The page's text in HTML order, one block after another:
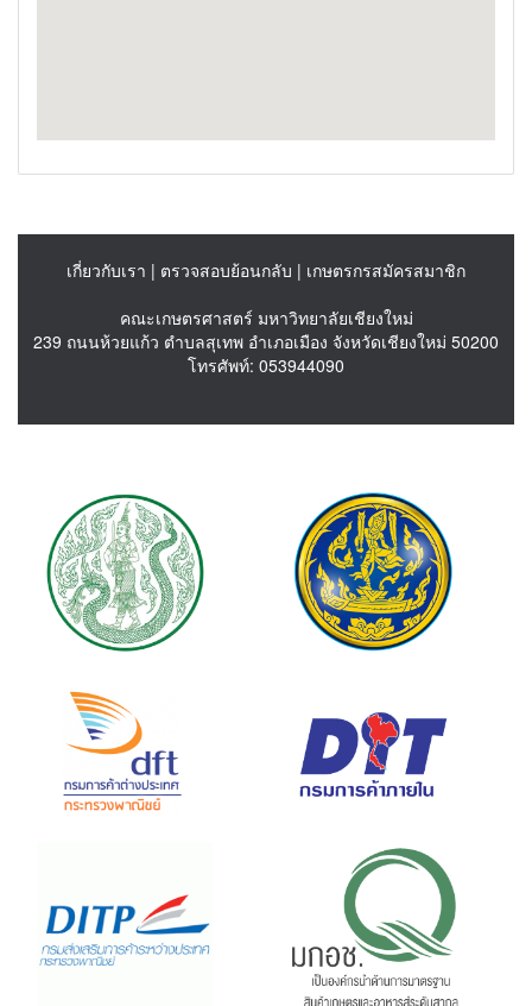
เกี่ยวกับเรา | ตรวจสอบย้อนกลับ | เกษตรกรสมัครสมาชิก
คณะเกษตรศาสตร์ มหาวิทยาลัยเชียงใหม่
239 ถนนห้วยแก้ว ตำบลสุเทพ อำเภอเมือง จังหวัดเชียงใหม่ 50200
โทรศัพท์: 053944090